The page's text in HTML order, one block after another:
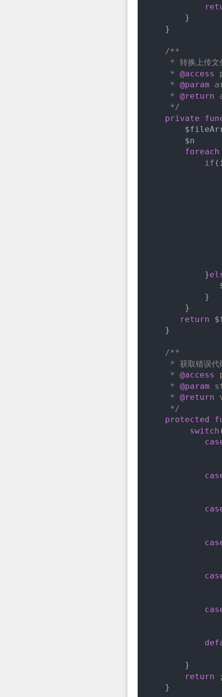
        }
    }
/**
* 转换上传文
     *
@access
     *
@param
     *
@return
     */
private
$n
foreach
if
            }
            }
        }
return
    }
/**
* 获取错误代
     *
@access
     *
@param
     *
@return
     */
protected
switch
        }
return
    }